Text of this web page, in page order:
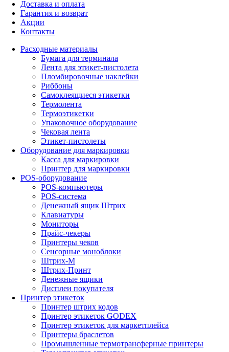
Доставка и оплата
Гарантия и возврат
Акции
Контакты
Расходные материалы
Бумага для терминала
Лента для этикет-пистолета
Пломбировочные наклейки
Риббоны
Самоклеящиеся этикетки
Термолента
Термоэтикетки
Упаковочное оборудование
Чековая лента
Этикет-пистолеты
Оборудование для маркировки
Касса для маркировки
Принтер для маркировки
POS-оборудование
POS-компьютеры
POS-система
Денежный ящик Штрих
Клавиатуры
Мониторы
Прайс-чекеры
Принтеры чеков
Сенсорные моноблоки
Штрих-М
Штрих-Принт
Денежные ящики
Дисплеи покупателя
Принтер этикеток
Принтер штрих кодов
Принтер этикеток GODEX
Принтер этикеток для маркетплейса
Принтеры браслетов
Промышленные термотрансферные принтеры